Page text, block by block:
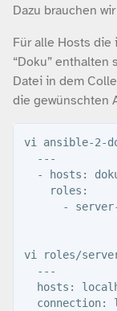
Dazu brauchen
Für alle Hosts die
“Doku” enthalten
Datei in dem
die gewünschten
vi ansible-2-
  ---
- hosts:
    roles:
-
vi roles/
  ---
hosts:
connection: